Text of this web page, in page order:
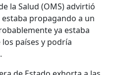
la Salud (OMS) advirtió
propagando a un
ya estaba
países y podría